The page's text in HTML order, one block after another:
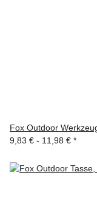
Fox Outdoor
9,83 € - 11,98 € *